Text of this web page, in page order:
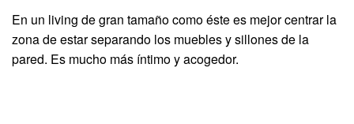
En un living de gran tamaño como éste es mejor centrar la
zona de estar separando los muebles y sillones de la
pared. Es mucho más íntimo y acogedor.